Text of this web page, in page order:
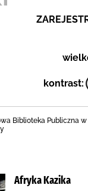
kontrast:
Biblioteka Publiczna w
Afryka Kazika